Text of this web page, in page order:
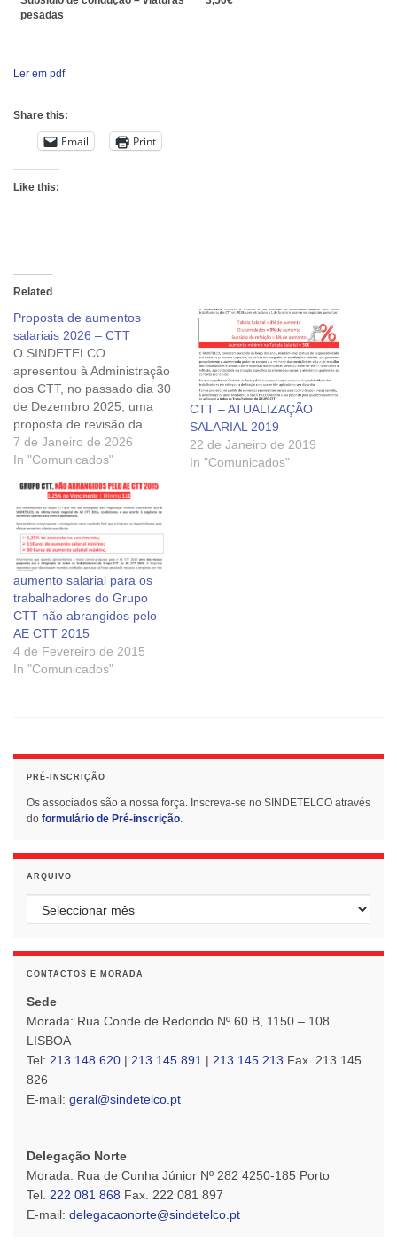
pesadas
Ler em pdf
Share this:
Email Print
Like this:
Related
Proposta de aumentos
salariais 2026 – CTT
O SINDETELCO
apresentou à Administração
dos CTT, no passado dia 30
de Dezembro 2025, uma
proposta de revisão da
tabela salarial para vigorar
a partir de 1 de janeiro de
aumento de 8% na
remuneração base para
todos os trabalhadores,
bem como a atualização
de…
7 de Janeiro de 2026
In "Comunicados"
CTT – ATUALIZAÇÃO
SALARIAL 2019
22 de Janeiro de 2019
In "Comunicados"
aumento salarial para os
trabalhadores do Grupo
CTT não abrangidos pelo
AE CTT 2015
4 de Fevereiro de 2015
In "Comunicados"
PRÉ-INSCRIÇÃO
Os associados são a nossa força. Inscreva-se no SINDETELCO através
do formulário de Pré-inscrição.
ARQUIVO
CONTACTOS E MORADA
Sede
Morada: Rua Conde de Redondo Nº 60 B, 1150 – 108
LISBOA
Tel: 213 148 620 | 213 145 891 | 213 145 213 Fax. 213 145
826
E-mail: geral@sindetelco.pt
Delegação Norte
Morada: Rua de Cunha Júnior Nº 282 4250-185 Porto
Tel. 222 081 868 Fax. 222 081 897
E-mail: delegacaonorte@sindetelco.pt